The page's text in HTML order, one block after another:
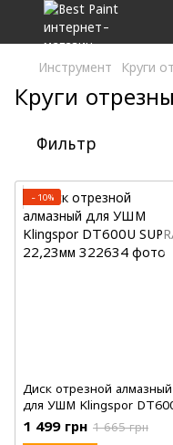
Инструмент Круги
Круги
Фильтр
−10%
Диск отрезной алмазный
для УШМ Klingspor
SUPRA 22,23мм, 230мм,
1 499 грн 1 665 грн